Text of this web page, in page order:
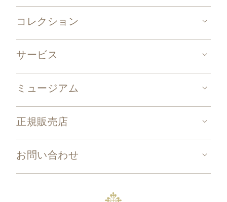
コレクション
サービス
ミュージアム
正規販売店
お問い合わせ